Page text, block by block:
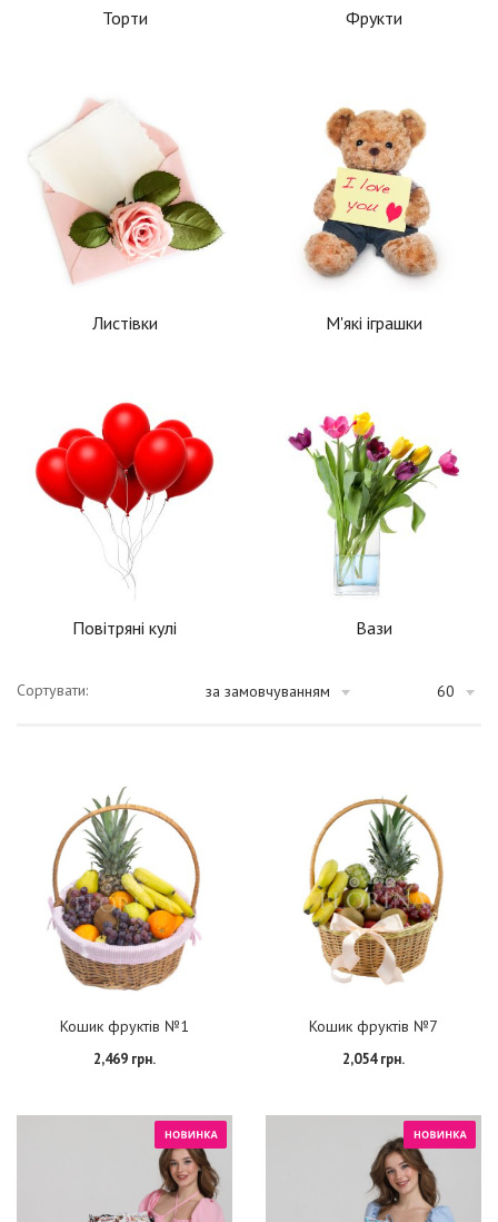
Торти Фрукти
Листівки М'які іграшки
Повітряні кулі Вази
Сортувати: за замовчуванням 60
Кошик фруктів №1
2,469 грн.
Кошик фруктів №7
2,054 грн.